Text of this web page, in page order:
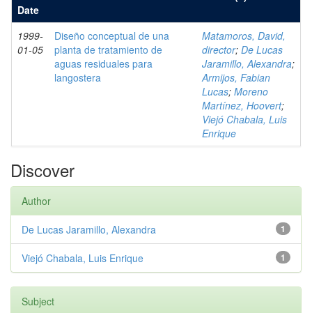
Date
1999-
01-05
Diseño conceptual de una
planta de tratamiento de
aguas residuales para
langostera
Matamoros, David,
director; De Lucas
Jaramillo, Alexandra;
Armijos, Fabian
Lucas; Moreno
Martínez, Hoovert;
Viejó Chabala, Luis
Enrique
Discover
Author
1
De Lucas Jaramillo, Alexandra
1
Viejó Chabala, Luis Enrique
Subject